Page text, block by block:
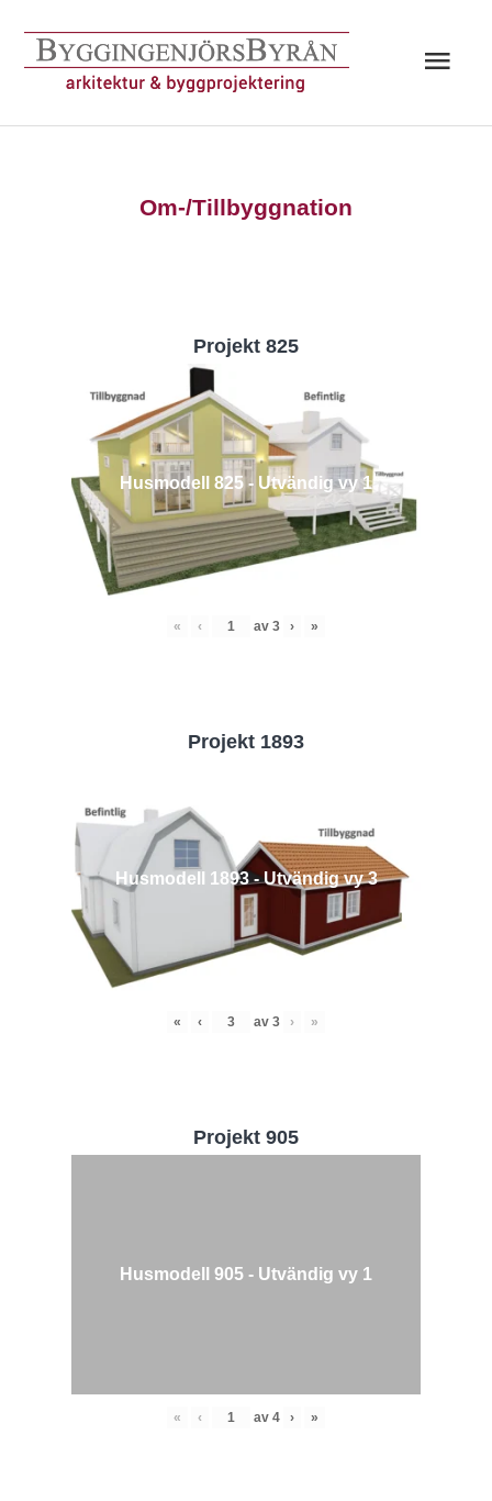
innehåll
Om-/Tillbyggnation
Projekt 825
Husmodell 825 - Utvändig vy 1
« ‹ av 3 › »
Projekt 1893
Husmodell 1893 - Utvändig vy 3
« ‹ av 3 › »
Projekt 905
Husmodell 905 - Utvändig vy 1
« ‹ av 4 › »